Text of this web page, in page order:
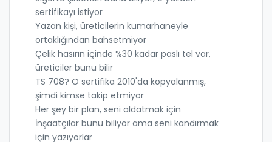
sertifikayı istiyor
Yazan kişi, üreticilerin kumarhaneyle
ortaklığından bahsetmiyor
Çelik hasırın içinde %30 kadar paslı tel var,
üreticiler bunu bilir
TS 708? O sertifika 2010'da kopyalanmış,
şimdi kimse takip etmiyor
Her şey bir plan, seni aldatmak için
İnşaatçılar bunu biliyor ama seni kandırmak
için yazıyorlar